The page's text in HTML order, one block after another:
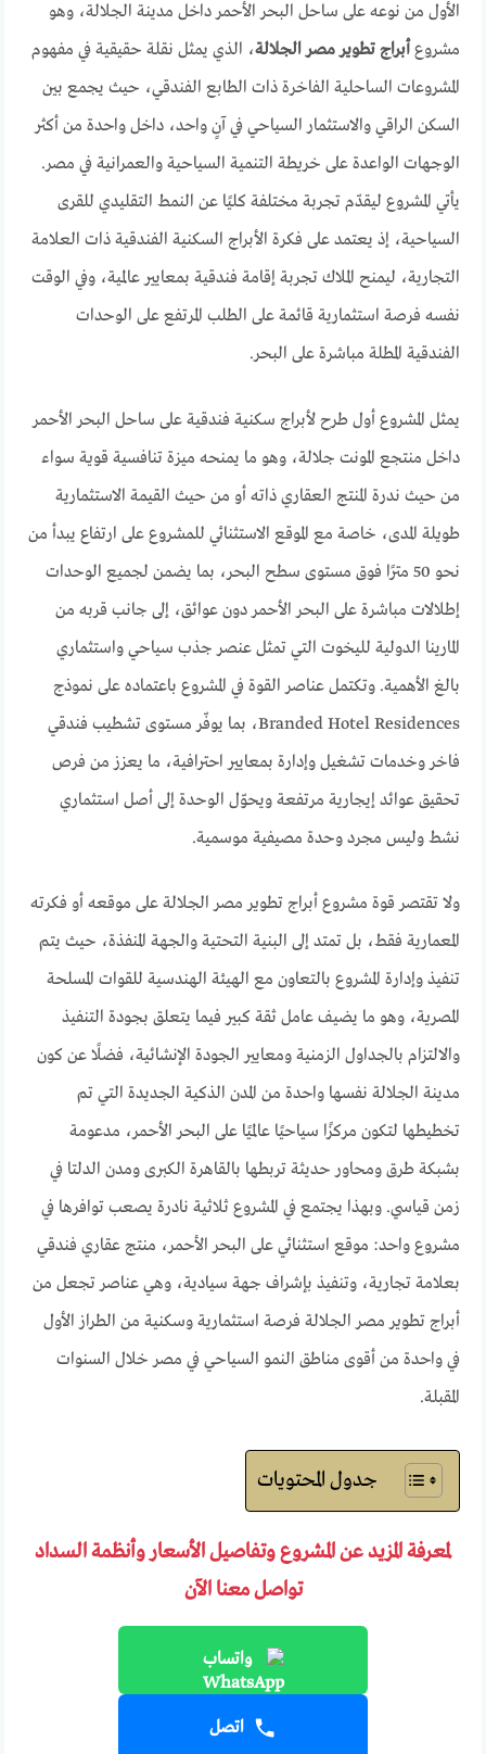
الأول من نوعه على ساحل البحر الأحمر داخل مدينة الجلالة، وهو
مشروعأبراج تطوير مصر الجلالة، الذي يمثل نقلة حقيقية في مفهوم
المشروعات الساحلية الفاخرة ذات الطابع الفندقي، حيث يجمع بين
السكن الراقي والاستثمار السياحي في آنٍ واحد، داخل واحدة من أكثر
الوجهات الواعدة على خريطة التنمية السياحية والعمرانية في مصر.
يأتي المشروع ليقدّم تجربة مختلفة كليًا عن النمط التقليدي للقرى
السياحية، إذ يعتمد على فكرة الأبراج السكنية الفندقية ذات العلامة
التجارية، ليمنح الملاك تجربة إقامة فندقية بمعايير عالمية، وفي الوقت
نفسه فرصة استثمارية قائمة على الطلب المرتفع على الوحدات
الفندقية المطلة مباشرة على البحر.
يمثل المشروع أول طرح لأبراج سكنية فندقية على ساحل البحر الأحمر
داخل منتجع المونت جلالة، وهو ما يمنحه ميزة تنافسية قوية سواء
من حيث ندرة المنتج العقاري ذاته أو من حيث القيمة الاستثمارية
طويلة المدى، خاصة مع الموقع الاستثنائي للمشروع على ارتفاع يبدأ من
نحو 50 مترًا فوق مستوى سطح البحر، بما يضمن لجميع الوحدات
إطلالات مباشرة على البحر الأحمر دون عوائق، إلى جانب قربه من
المارينا الدولية لليخوت التي تمثل عنصر جذب سياحي واستثماري
بالغ الأهمية. وتكتمل عناصر القوة في المشروع باعتماده على نموذج
Branded Hotel Residences، بما يوفّر مستوى تشطيب فندقي
فاخر وخدمات تشغيل وإدارة بمعايير احترافية، ما يعزز من فرص
تحقيق عوائد إيجارية مرتفعة ويحوّل الوحدة إلى أصل استثماري
نشط وليس مجرد وحدة مصيفية موسمية.
ولا تقتصر قوة مشروع أبراج تطوير مصر الجلالة على موقعه أو فكرته
المعمارية فقط، بل تمتد إلى البنية التحتية والجهة المنفذة، حيث يتم
تنفيذ وإدارة المشروع بالتعاون مع الهيئة الهندسية للقوات المسلحة
المصرية، وهو ما يضيف عامل ثقة كبير فيما يتعلق بجودة التنفيذ
والالتزام بالجداول الزمنية ومعايير الجودة الإنشائية، فضلًا عن كون
مدينة الجلالة نفسها واحدة من المدن الذكية الجديدة التي تم
تخطيطها لتكون مركزًا سياحيًا عالميًا على البحر الأحمر، مدعومة
بشبكة طرق ومحاور حديثة تربطها بالقاهرة الكبرى ومدن الدلتا في
زمن قياسي. وبهذا يجتمع في المشروع ثلاثية نادرة يصعب توافرها في
مشروع واحد: موقع استثنائي على البحر الأحمر، منتج عقاري فندقي
بعلامة تجارية، وتنفيذ بإشراف جهة سيادية، وهي عناصر تجعل من
أبراج تطوير مصر الجلالة فرصة استثمارية وسكنية من الطراز الأول
في واحدة من أقوى مناطق النمو السياحي في مصر خلال السنوات
المقبلة.
جدول المحتويات
لمعرفة المزيد عن المشروع وتفاصيل الأسعار وأنظمة السداد
تواصل معنا الآن
واتساب
اتصل